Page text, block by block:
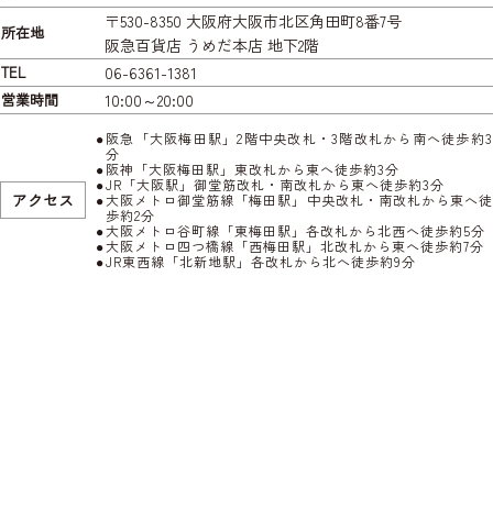
所在地
〒530-8350 大阪府大阪市北区角田町8番7号
阪急百貨店 うめだ本店 地下2階
TEL 06-6361-1381
営業時間 10:00～20:00
アクセス
阪急「大阪梅田駅」2階中央改札・3階改札から南へ徒歩約3
分
阪神「大阪梅田駅」東改札から東へ徒歩約3分
JR「大阪駅」御堂筋改札・南改札から東へ徒歩約3分
大阪メトロ御堂筋線「梅田駅」中央改札・南改札から東へ徒
歩約2分
大阪メトロ谷町線「東梅田駅」各改札から北西へ徒歩約5分
大阪メトロ四つ橋線「西梅田駅」北改札から東へ徒歩約7分
JR東西線「北新地駅」各改札から北へ徒歩約9分